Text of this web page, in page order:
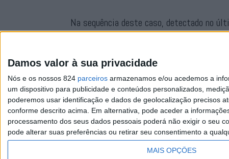
Damos valor à sua privacidade
Nós e os nossos 824 parceiros armazenamos e/ou acedemos a
um dispositivo para publicidade e conteúdos personalizados,
poderemos usar identificação e dados de geolocalização precisos
conforme descrito acima. Em alternativa, pode aceder a
processamento dos seus dados pessoais poderá não exigir o seu
pode alterar suas preferências ou retirar seu consentimento a
MAIS OPÇÕES
Na sequência deste caso, detectado no
conhecidos e deram negativo, segundo
RSS X